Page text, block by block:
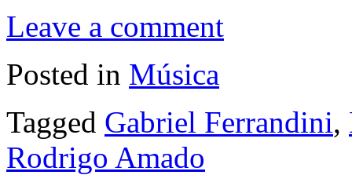
Leave a comment
Posted in Música
Tagged Gabriel Ferrandini,
Rodrigo Amado